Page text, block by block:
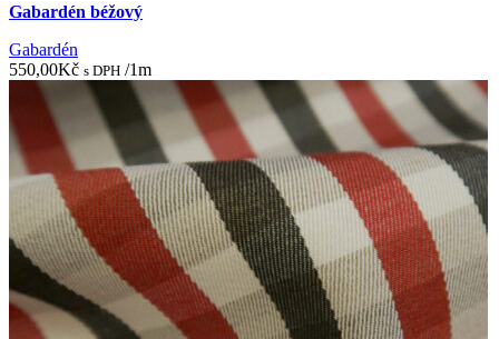
Gabardén béžový
Gabardén
550,00Kč s DPH /1m